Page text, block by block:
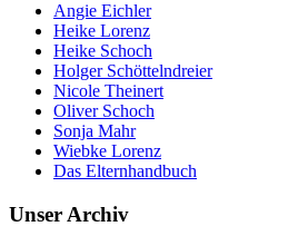
Angie Eichler
Heike Lorenz
Heike Schoch
Holger Schöttelndreier
Nicole Theinert
Oliver Schoch
Sonja Mahr
Wiebke Lorenz
Das Elternhandbuch
Unser Archiv